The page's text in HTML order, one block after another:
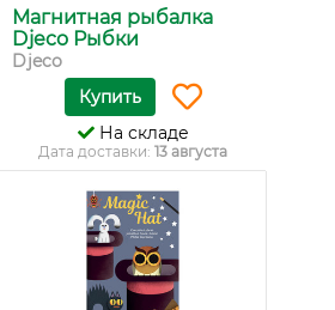
Магнитная рыбалка
Djeco Рыбки
Djeco
Купить
На складе
Дата доставки: 13 августа